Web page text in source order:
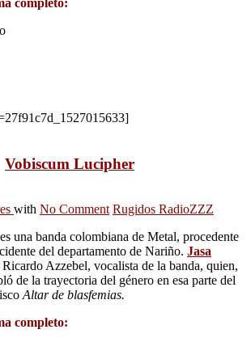
completo:
Vobiscum Lucipher
with No Comment Rugidos RadioZZZ
una banda colombiana de Metal, procedente
del departamento de Nariño. Jasa
Azzebel, vocalista de la banda, quien,
de la trayectoria del género en esa parte del
Altar de blasfemias.
completo: